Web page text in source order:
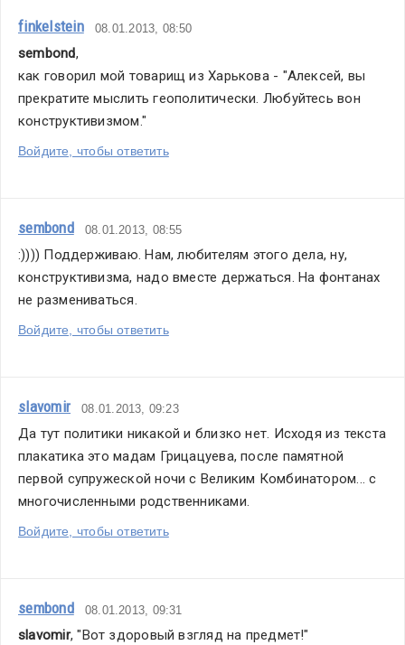
finkelstein 08.01.2013, 08:50
sembond,
как говорил мой товарищ из Харькова - "Алексей, вы
прекратите мыслить геополитически. Любуйтесь вон
конструктивизмом."
Войдите, чтобы ответить
sembond 08.01.2013, 08:55
:)))) Поддерживаю. Нам, любителям этого дела, ну,
конструктивизма, надо вместе держаться. На фонтанах
не размениваться.
Войдите, чтобы ответить
slavomir 08.01.2013, 09:23
Да тут политики никакой и близко нет. Исходя из текста
плакатика это мадам Грицацуева, после памятной
первой супружеской ночи с Великим Комбинатором... с
многочисленными родственниками.
Войдите, чтобы ответить
sembond 08.01.2013, 09:31
slavomir, " Вот здоровый взгляд на предмет!"